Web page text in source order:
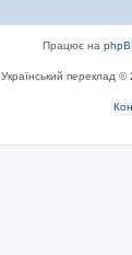
Працює на
Український переклад